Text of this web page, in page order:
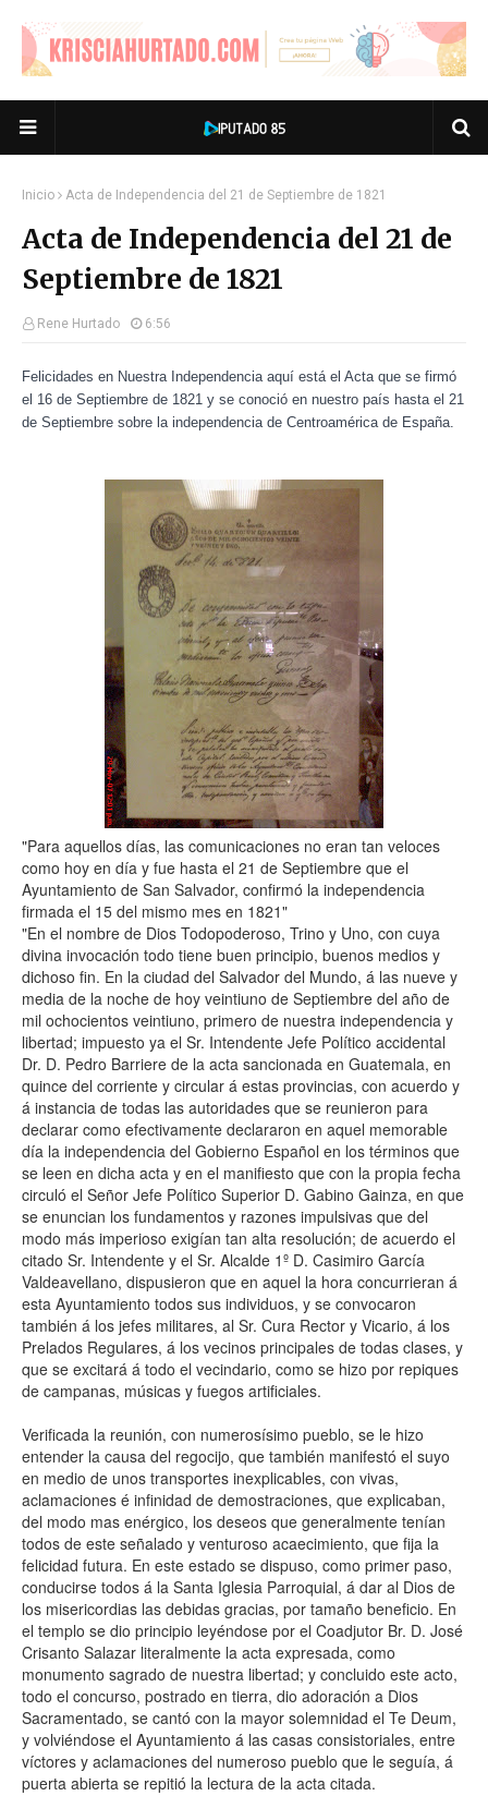
Inicio Acta de Independencia del 21 de Septiembre de 1821
Acta de Independencia del 21 de
Septiembre de 1821
Rene Hurtado 6:56
Felicidades en Nuestra Independencia aquí está el Acta que se firmó
el 16 de Septiembre de 1821 y se conoció en nuestro país hasta el 21
de Septiembre sobre la independencia de Centroamérica de España.
"Para aquellos días, las comunicaciones no eran tan veloces
como hoy en día y fue hasta el 21 de Septiembre que el
Ayuntamiento de San Salvador, confirmó la independencia
firmada el 15 del mismo mes en 1821"
"En el nombre de Dios Todopoderoso, Trino y Uno, con cuya
divina invocación todo tiene buen principio, buenos medios y
dichoso fin. En la ciudad del Salvador del Mundo, á las nueve y
media de la noche de hoy veintiuno de Septiembre del año de
mil ochocientos veintiuno, primero de nuestra independencia y
libertad; impuesto ya el Sr. Intendente Jefe Político accidental
Dr. D. Pedro Barriere de la acta sancionada en Guatemala, en
quince del corriente y circular á estas provincias, con acuerdo y
á instancia de todas las autoridades que se reunieron para
declarar como efectivamente declararon en aquel memorable
día la independencia del Gobierno Español en los términos que
se leen en dicha acta y en el manifiesto que con la propia fecha
circuló el Señor Jefe Político Superior D. Gabino Gainza, en que
se enuncian los fundamentos y razones impulsivas que del
modo más imperioso exigían tan alta resolución; de acuerdo el
citado Sr. Intendente y el Sr. Alcalde 1º D. Casimiro García
Valdeavellano, dispusieron que en aquel la hora concurrieran á
esta Ayuntamiento todos sus individuos, y se convocaron
también á los jefes militares, al Sr. Cura Rector y Vicario, á los
Prelados Regulares, á los vecinos principales de todas clases, y
que se excitará á todo el vecindario, como se hizo por repiques
de campanas, músicas y fuegos artificiales.
Verificada la reunión, con numerosísimo pueblo, se le hizo
entender la causa del regocijo, que también manifestó el suyo
en medio de unos transportes inexplicables, con vivas,
aclamaciones é infinidad de demostraciones, que explicaban,
del modo mas enérgico, los deseos que generalmente tenían
todos de este señalado y venturoso acaecimiento, que fija la
felicidad futura. En este estado se dispuso, como primer paso,
conducirse todos á la Santa Iglesia Parroquial, á dar al Dios de
los misericordias las debidas gracias, por tamaño beneficio. En
el templo se dio principio leyéndose por el Coadjutor Br. D. José
Crisanto Salazar literalmente la acta expresada, como
monumento sagrado de nuestra libertad; y concluido este acto,
todo el concurso, postrado en tierra, dio adoración a Dios
Sacramentado, se cantó con la mayor solemnidad el Te Deum,
y volviéndose el Ayuntamiento á las casas consistoriales, entre
víctores y aclamaciones del numeroso pueblo que le seguía, á
puerta abierta se repitió la lectura de la acta citada.